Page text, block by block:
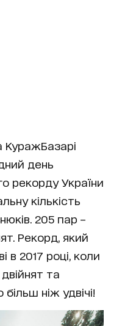
КуражБазарі
день
рекорду України
кількість
205 пар –
Рекорд, який
в 2017 році, коли
та
ніж удвічі!